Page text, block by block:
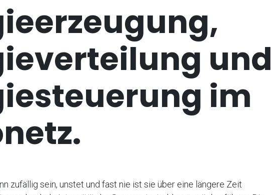
und
im
zufällig sein, unstet und fast nie ist sie über eine längere Zeit